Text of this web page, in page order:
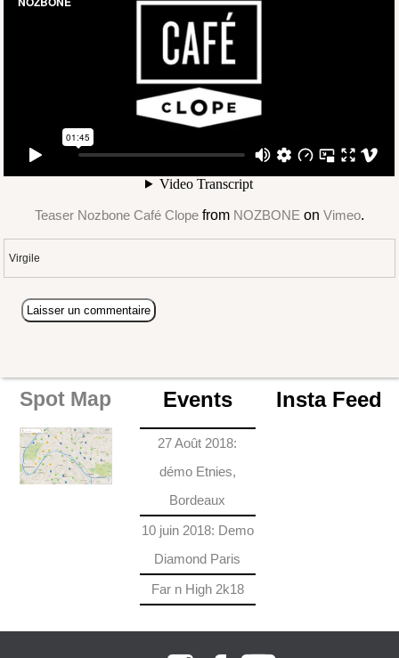
Teaser Nozbone Café Clopefrom NOZBONE on Vimeo.
Virgile
Spot Map Events
27 Août 2018:
démo Etnies,
Bordeaux
10 juin 2018: Demo
Diamond Paris
Far n High 2k18
Insta Feed